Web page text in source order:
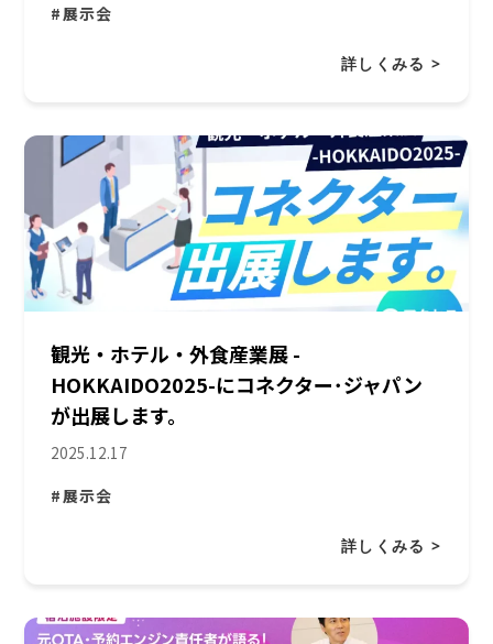
#展示会
詳しくみる >
観光・ホテル・外食産業展 -
HOKKAIDO2025-にコネクター･ジャパン
が出展します。
2025.12.17
#展示会
詳しくみる >